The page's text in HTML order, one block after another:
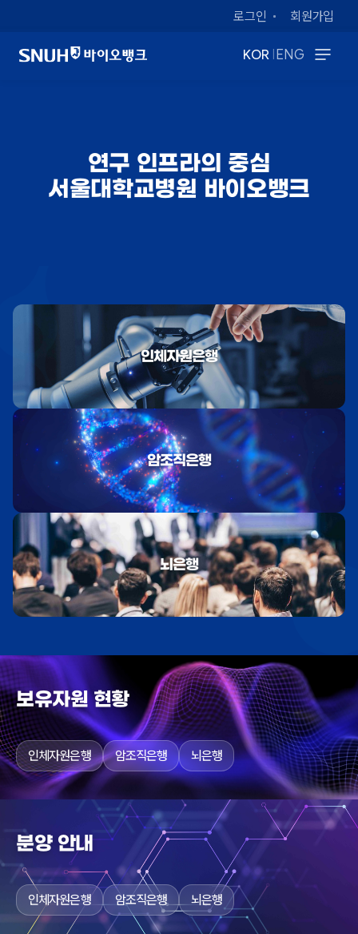
로그인 회원가입
KOR | ENG
연구 인프라의 중심
서울대학교병원 바이오뱅크
인체자원은행
암조직은행
뇌은행
보유자원 현황
인체자원은행 암조직은행 뇌은행
분양 안내
인체자원은행 암조직은행 뇌은행